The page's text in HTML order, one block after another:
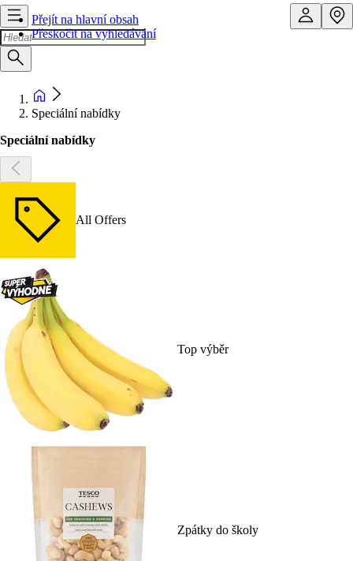
Přejít na hlavní obsah
Přeskočit na vyhledávání
Speciální nabídky
Speciální nabídky
All Offers
Top výběr
Zpátky do školy